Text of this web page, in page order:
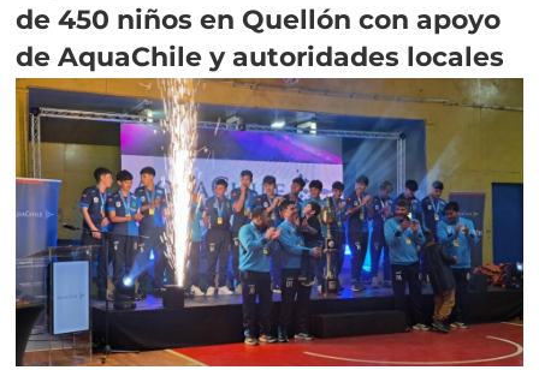
de 450 niños en Quellón con apoyo
de AquaChile y autoridades locales